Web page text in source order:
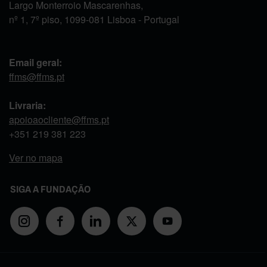
Largo Monterroio Mascarenhas,
nº 1, 7º piso, 1099-081 Lisboa - Portugal
Email geral:
ffms@ffms.pt
Livraria:
apoioaocliente@ffms.pt
+351 219 381 223
Ver no mapa
SIGA A FUNDAÇÃO